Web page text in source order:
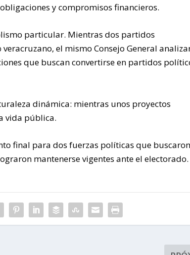
y compromisos financieros.
particular. Mientras dos partidos
el mismo Consejo General
que buscan convertirse en partidos
dinámica: mientras unos proyectos
vida pública.
final para dos fuerzas políticas que buscaron
mantenerse vigentes ante el electorado.